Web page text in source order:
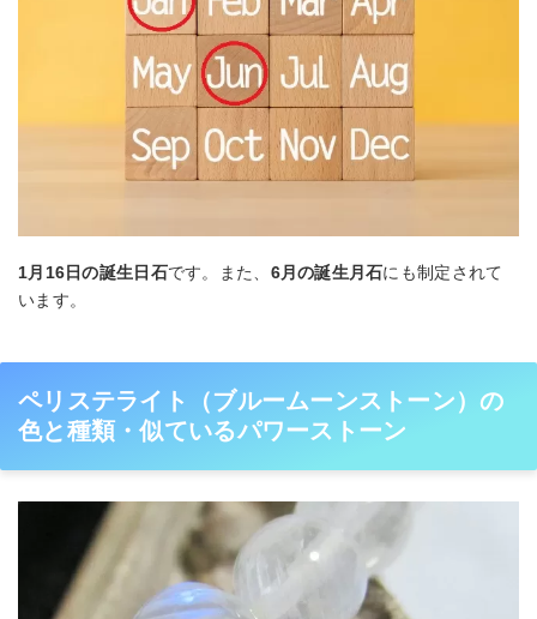
1月16日の誕生日石です。また、 6月の誕生月石にも制定されて
います。
ペリステライト（ブルームーンストーン）の
色と種類・似ているパワーストーン